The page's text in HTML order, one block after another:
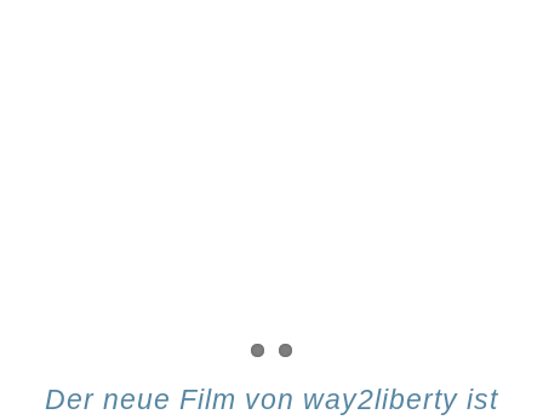
Der neue Film von way2liberty ist